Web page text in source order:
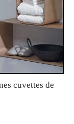
cuvettes de